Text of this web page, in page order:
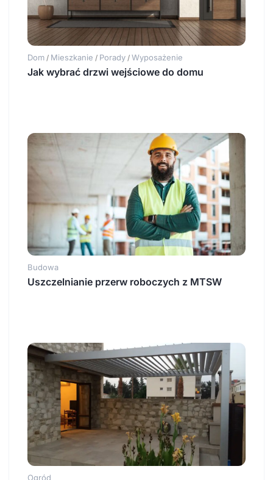
Dom / Mieszkanie / Porady / Wyposażenie
Jak wybrać drzwi wejściowe do domu
Budowa
Uszczelnianie przerw roboczych z MTSW
Ogród